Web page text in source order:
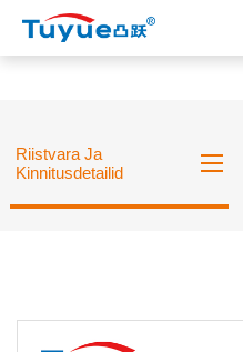
Riistvara Ja
Kinnitusdetailid